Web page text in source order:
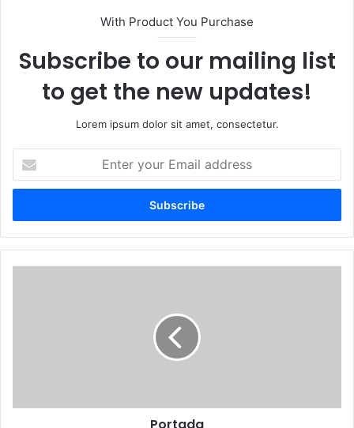
With Product You Purchase
Subscribe to our mailing list
to get the new updates!
Lorem ipsum dolor sit amet, consectetur.
t
r
y